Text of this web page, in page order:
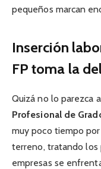
pequeños marcan
Inserción
FP toma la
Quizá no lo parezca
Profesional de
muy poco tiempo
terreno, tratando los
empresas se